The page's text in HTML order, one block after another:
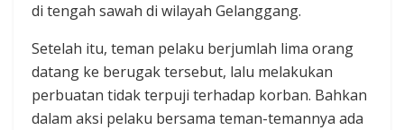
di tengah sawah di wilayah Gelanggang.
Setelah itu, teman pelaku berjumlah lima orang
datang ke berugak tersebut, lalu melakukan
perbuatan tidak terpuji terhadap korban. Bahkan
dalam aksi pelaku bersama teman-temannya ada